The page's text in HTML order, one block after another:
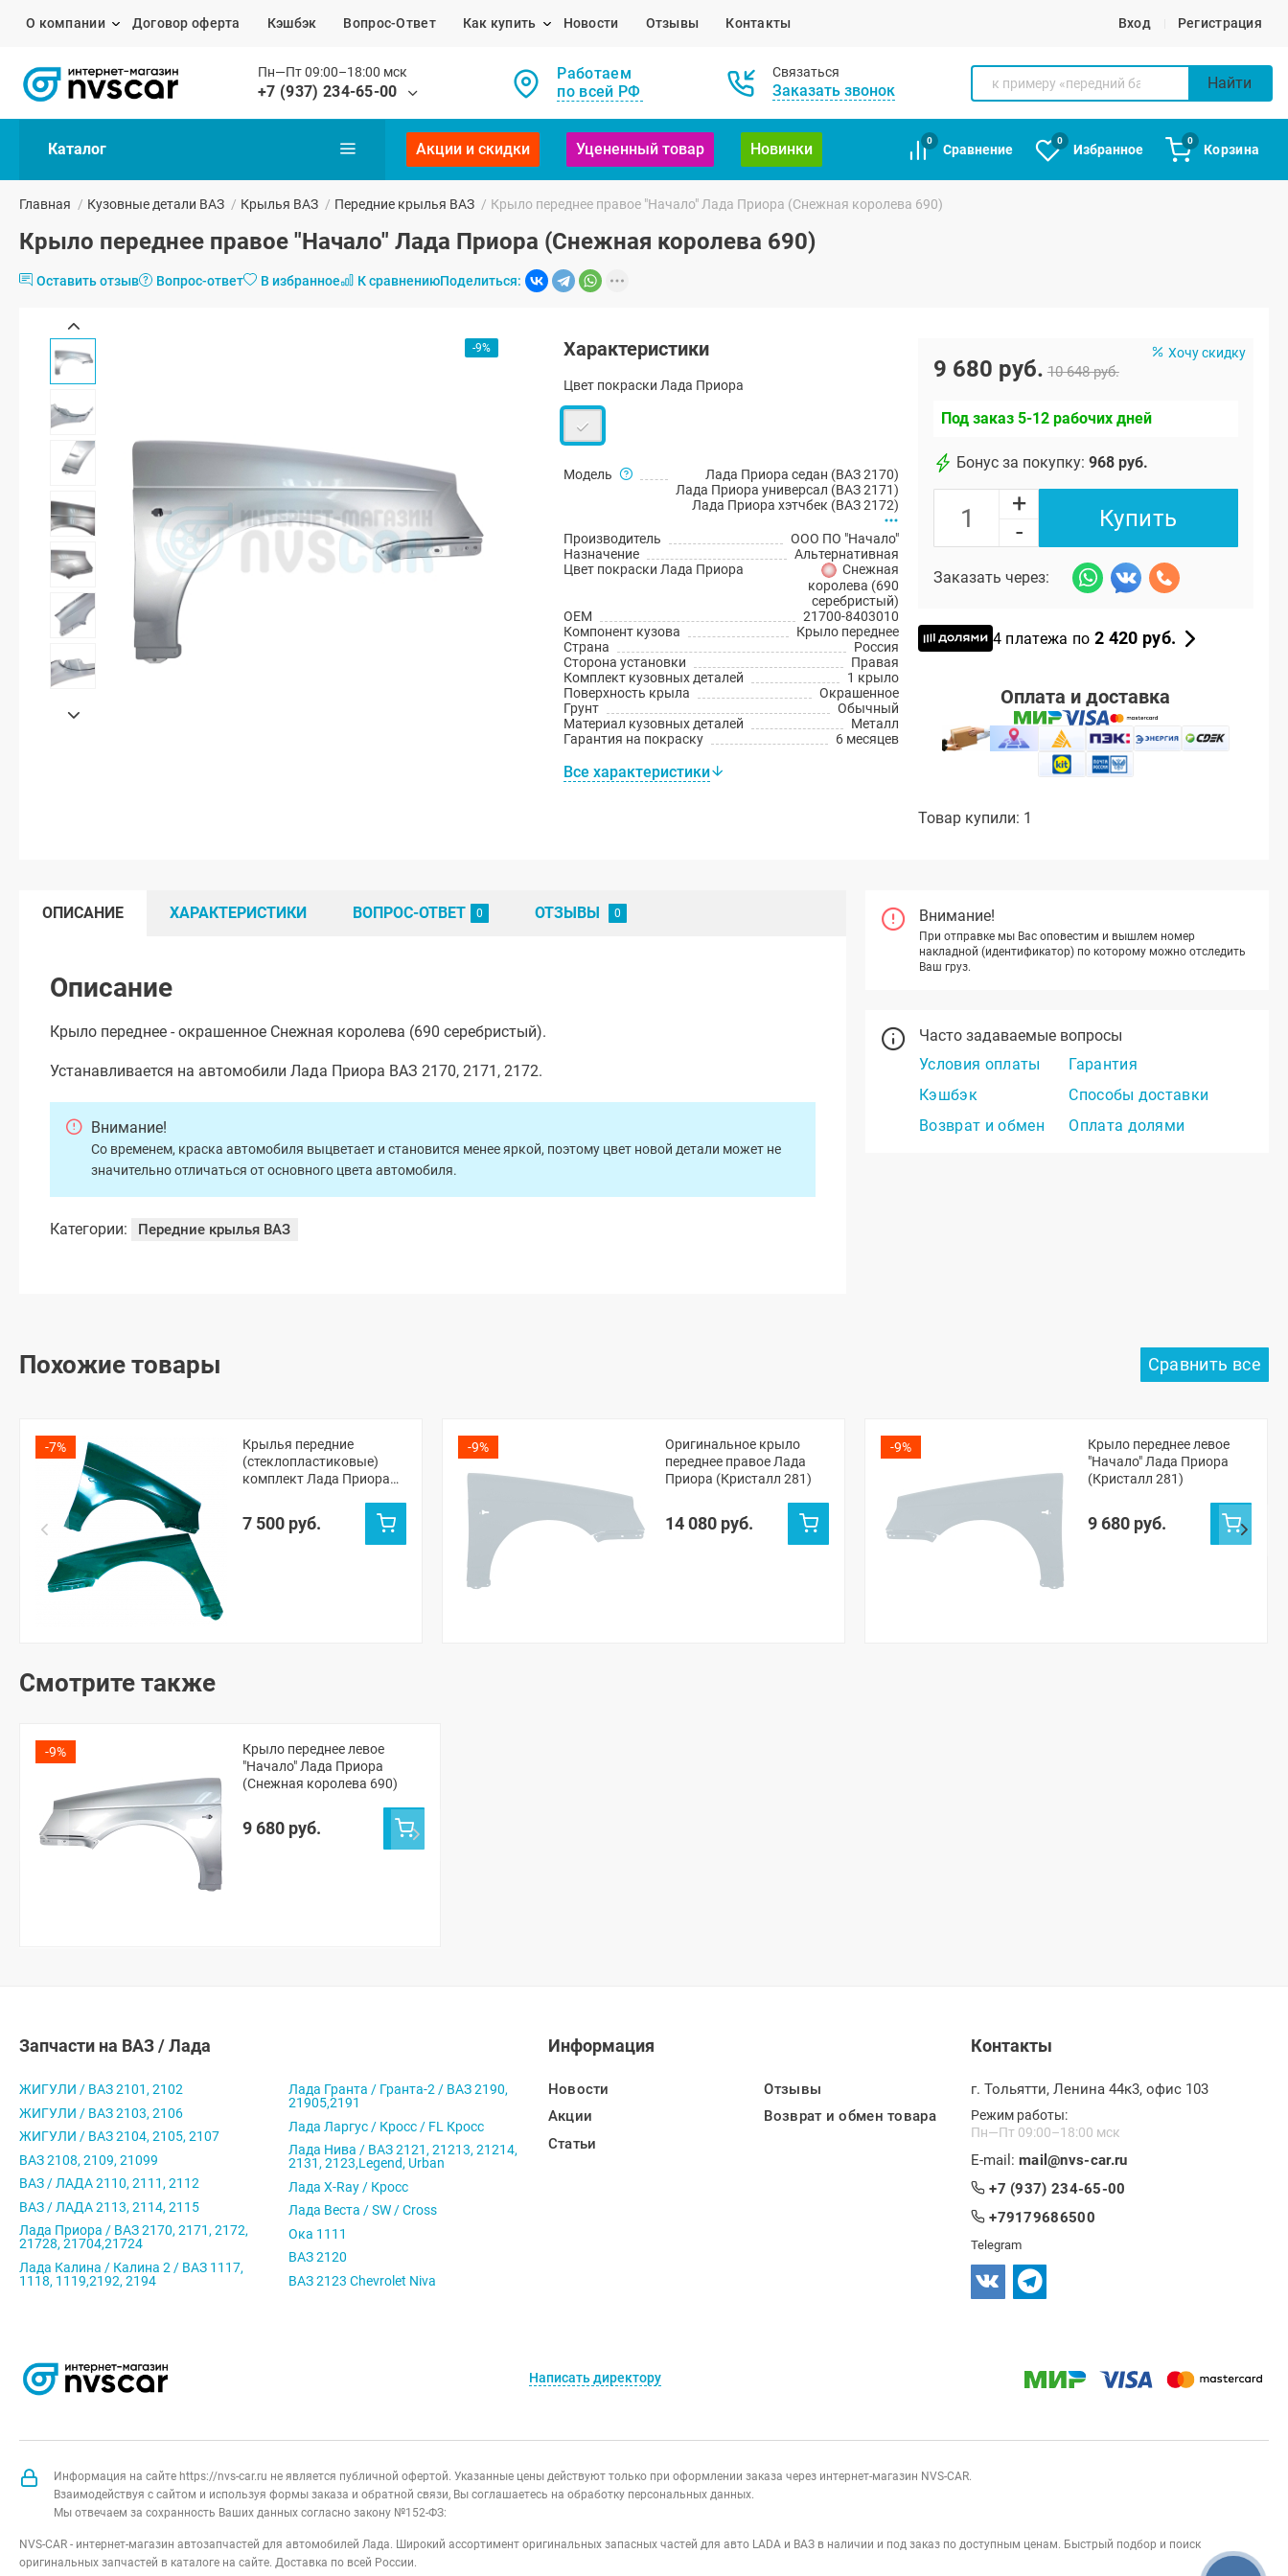
О компании Договор оферта Кэшбэк Вопрос-Ответ Как купить Новости Отзывы Контакты Вход Регистрация
Пн—Пт 09:00–18:00 мск
+7 (937) 234-65-00
Работаем
по всей РФ
Связаться
Заказать звонок Найти
Каталог Акции и скидки Уцененный товар Новинки
0
Сравнение
0
Избранное
0
Корзина
Главная / Кузовные детали ВАЗ / Крылья ВАЗ / Передние крылья ВАЗ / Крыло переднее правое "Начало" Лада Приора (Снежная королева 690)
Крыло переднее правое "Начало" Лада Приора (Снежная королева 690)
Оставить отзыв Вопрос-ответ В избранное К сравнениюПоделиться:
-9% Характеристики
Цвет покраски Лада Приора
Модель
Лада Приора седан (ВАЗ 2170)
Лада Приора универсал (ВАЗ 2171)
Лада Приора хэтчбек (ВАЗ 2172)
Производитель
ООО ПО "Начало"
Назначение
Альтернативная
Цвет покраски Лада Приора
Снежная
королева (690
серебристый)
OEM
21700-8403010
Компонент кузова
Крыло переднее
Страна
Россия
Сторона установки
Правая
Комплект кузовных деталей
1 крыло
Поверхность крыла
Окрашенное
Грунт
Обычный
Материал кузовных деталей
Металл
Гарантия на покраску
6 месяцев
Все характеристики
Хочу скидку
9 680 руб. 10 648 руб.
Под заказ 5-12 рабочих дней
Бонус за покупку: 968 руб.
+
-
Купить
Заказать через:
4 платежа по 2 420 руб.
Оплата и доставка
Товар купили: 1
Внимание!
При отправке мы Вас оповестим и вышлем номер
накладной (идентификатор) по которому можно отследить
Ваш груз.
Часто задаваемые вопросы
Условия оплаты
Гарантия
Кэшбэк
Способы доставки
Возврат и обмен
Оплата долями
ОПИСАНИЕ ХАРАКТЕРИСТИКИ ВОПРОС-ОТВЕТ ОТЗЫВЫ
Описание
Крыло переднее - окрашенное Снежная королева (690 серебристый).
Устанавливается на автомобили Лада Приора ВАЗ 2170, 2171, 2172.
Внимание!
Со временем, краска автомобиля выцветает и становится менее яркой, поэтому цвет новой детали может не
значительно отличаться от основного цвета автомобиля.
Категории: Передние крылья ВАЗ
Похожие товары
-7%
Крылья передние
(стеклопластиковые)
комплект Лада Приора
7 500 руб.
-9%
Оригинальное крыло
переднее правое Лада
Приора (Кристалл 281)
14 080 руб.
-9%
Крыло переднее левое
"Начало" Лада Приора
(Кристалл 281)
9 680 руб.
Смотрите также
-9%
Крыло переднее левое
"Начало" Лада Приора
(Снежная королева 690)
9 680 руб.
Запчасти на ВАЗ / Лада
ЖИГУЛИ / ВАЗ 2101, 2102
ЖИГУЛИ / ВАЗ 2103, 2106
ЖИГУЛИ / ВАЗ 2104, 2105, 2107
ВАЗ 2108, 2109, 21099
ВАЗ / ЛАДА 2110, 2111, 2112
ВАЗ / ЛАДА 2113, 2114, 2115
Лада Приора / ВАЗ 2170, 2171, 2172,
21728, 21704,21724
Лада Калина / Калина 2 / ВАЗ 1117,
1118, 1119,2192, 2194
Лада Гранта / Гранта-2 / ВАЗ 2190,
21905,2191
Лада Ларгус / Кросс / FL Кросс
Лада Нива / ВАЗ 2121, 21213, 21214,
2131, 2123,Legend, Urban
Лада X-Ray / Кросс
Лада Веста / SW / Cross
Ока 1111
ВАЗ 2120
ВАЗ 2123 Chevrolet Niva
Информация
Новости
Акции
Статьи
Отзывы
Возврат и обмен товара
Контакты
г. Тольятти, Ленина 44к3, офис 103
Режим работы:
Пн—Пт 09:00–18:00 мск
E-mail: mail@nvs-car.ru
+7 (937) 234-65-00
+79179686500
Telegram
Написать директору
Информация на сайте https://nvs-car.ru не является публичной офертой. Указанные цены действуют только при оформлении заказа через интернет-магазин NVS-CAR.
Взаимодействуя с сайтом и используя формы заказа и обратной связи, Вы соглашаетесь на обработку персональных данных.
Мы отвечаем за сохранность Ваших данных согласно закону №152-ФЗ:
NVS-CAR - интернет-магазин автозапчастей для автомобилей Лада. Широкий ассортимент оригинальных запасных частей для авто LADA и ВАЗ в наличии и под заказ по доступным ценам. Быстрый подбор и поиск
оригинальных запчастей в каталоге на сайте. Доставка по всей России.